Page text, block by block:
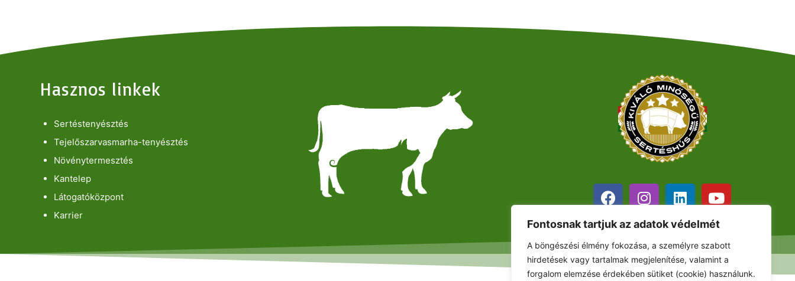
Fontosnak tartjuk az adatok védelmét
A böngészési élmény fokozása, a személyre szabott
hirdetések vagy tartalmak megjelenítése, valamint a
forgalom elemzése érdekében sütiket (cookie) használunk.
Hasznos linkek
Sertéstenyésztés
Tejelőszarvasmarha-tenyésztés
Növénytermesztés
Kantelep
Látogatóközpont
Karrier